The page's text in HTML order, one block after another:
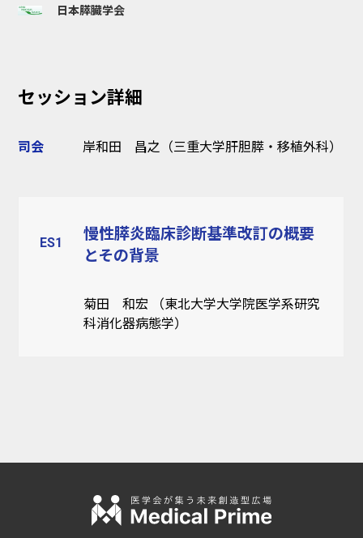
日本膵臓学会
セッション詳細
司会 岸和田 昌之（三重大学肝胆膵・移植外科）
ES1
慢性膵炎臨床診断基準改訂の概要
とその背景
菊田 和宏 （東北大学大学院医学系研究
科消化器病態学）